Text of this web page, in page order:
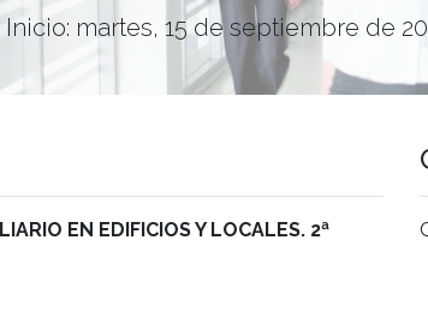
Inicio: martes, 15 de septiembre de
EN EDIFICIOS Y LOCALES. 2ª